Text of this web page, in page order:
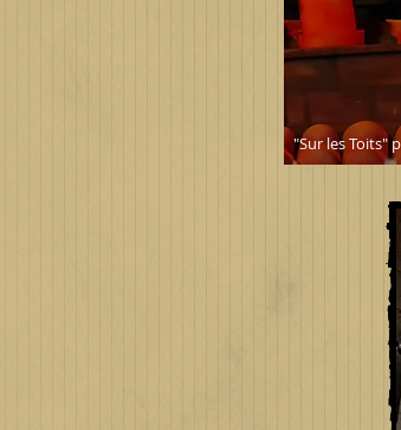
"Sur les Toits"